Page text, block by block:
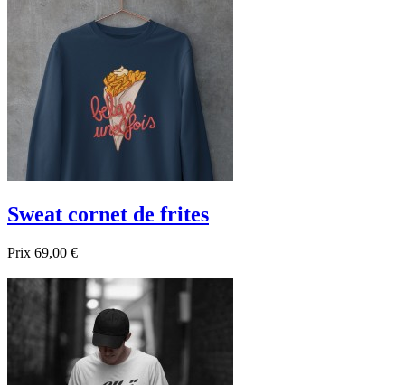
Sweat cornet de frites
Prix 69,00 €
Aperçu rapide
Gris
Bordeau Bleu foncé Rose